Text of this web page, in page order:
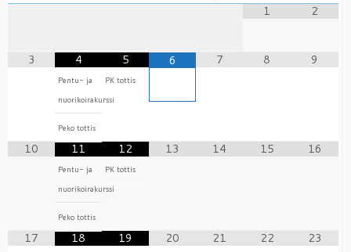
1
2
3 4
Pentu- ja
nuorikoirakurssi
Peko tottis
5
PK tottis
6 7 8 9
10 11
Pentu- ja
nuorikoirakurssi
Peko tottis
12
PK tottis
13 14 15 16
17 18 19 20 21 22 23